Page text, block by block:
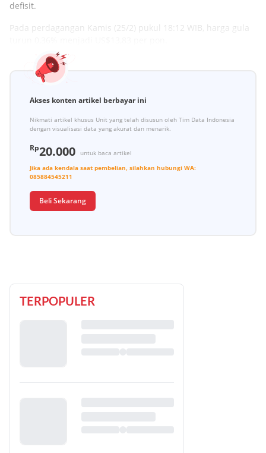
defisit.
Pada perdagangan Kamis (25/2) pukul 18:12 WIB, harga gula
Akses konten artikel berbayar ini
Nikmati artikel khusus Unit yang telah disusun oleh Tim Data Indonesia
dengan visualisasi data yang akurat dan menarik.
Rp20.000
untuk baca artikel
Jika ada kendala saat pembelian, silahkan hubungi WA:
085884545211
Beli Sekarang
TERPOPULER